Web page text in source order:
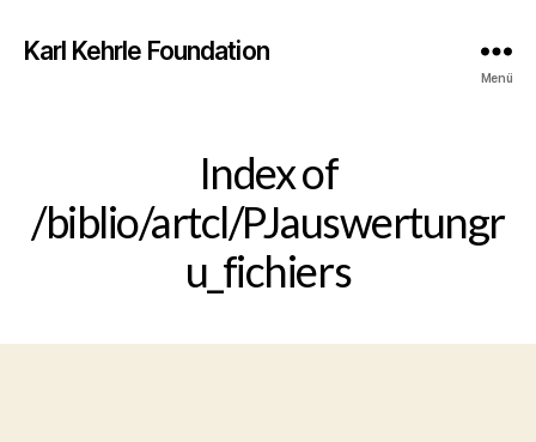
Karl Kehrle Foundation
Menü
Index of
/biblio/artcl/PJauswertungr
u_fichiers